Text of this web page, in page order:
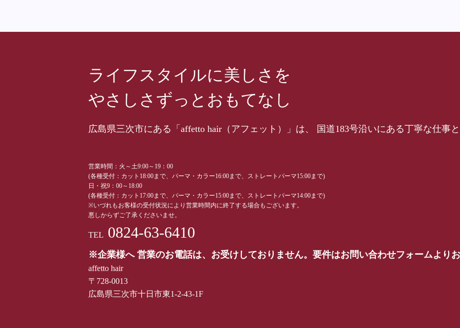
ライフスタイルに美しさを
やさしさずっとおもてなし
広島県三次市にある「affetto hair（アフェット）」は、 国道183号沿いにある丁寧な仕事
営業時間：火～土9:00～19：00
(各種受付：カット18:00まで、パーマ・カラー16:00まで、ストレートパーマ15:00まで)
日・祝9：00～18:00
(各種受付：カット17:00まで、パーマ・カラー15:00まで、ストレートパーマ14:00まで)
※いづれもお客様の受付状況により営業時間内に終了する場合もございます。
悪しからずご了承くださいませ。
TEL 0824-63-6410
※企業様へ 営業のお電話は、お受けしておりません。要件はお問い合わせフォームよりお
affetto hair
〒728-0013
広島県三次市十日市東1-2-43-1F